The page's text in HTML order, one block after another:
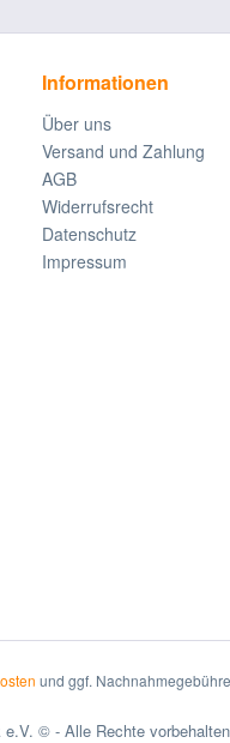
Informationen
Über uns
Versand und Zahlung
AGB
Widerrufsrecht
Datenschutz
Impressum
und ggf.
© - Alle Rechte vorbehalten